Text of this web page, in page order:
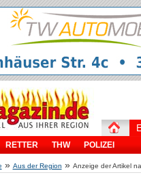
RETTER THW POLIZEI
» Aus der Region » Anzeige der Artikel